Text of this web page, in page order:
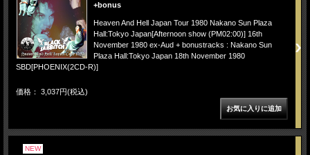
+bonus
Heaven And Hell Japan Tour 1980 Nakano Sun Plaza
Hall:Tokyo Japan[Afternoon show (PM02:00)] 16th
November 1980 ex-Aud + bonustracks : Nakano Sun
Plaza Hall:Tokyo Japan 18th November 1980
SBD[PHOENIX(2CD-R)]
価格： 3,037円(税込)
NEW